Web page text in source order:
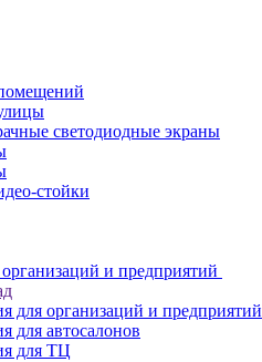
светодиодные экраны
стойки
и предприятий
для организаций и предприятий
для автосалонов
для ТЦ